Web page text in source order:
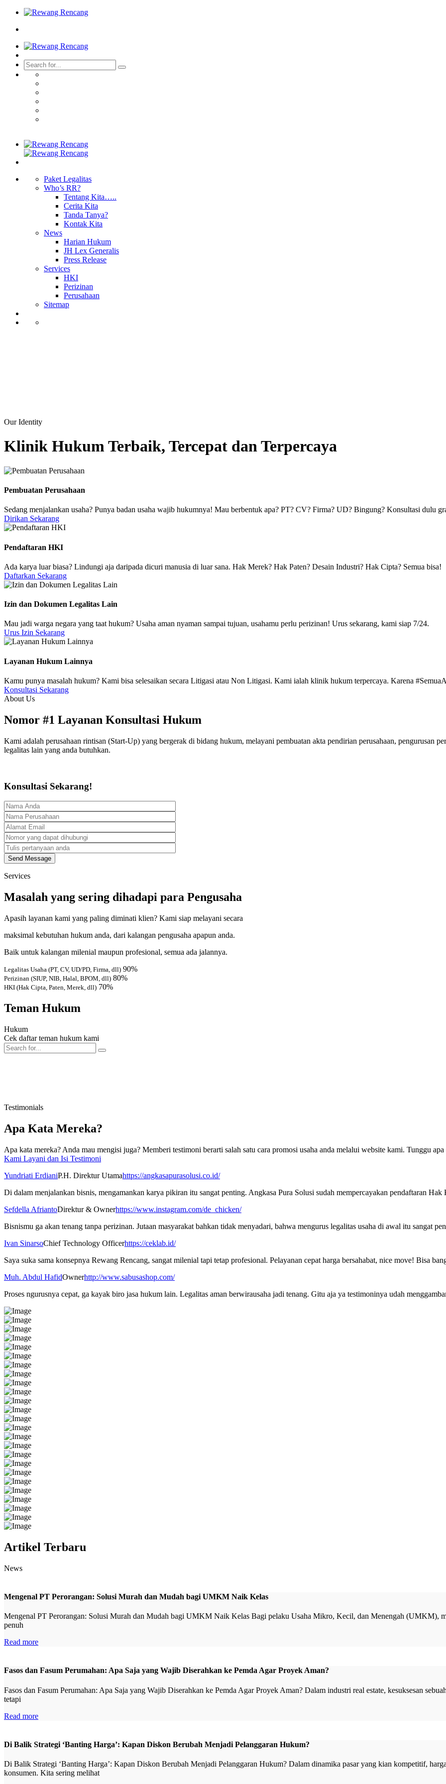
Paket Legalitas
Who’s RR?
Tentang Kita…..
Cerita Kita
Tanda Tanya?
Kontak Kita
News
Harian Hukum
JH Lex Generalis
Press Release
Services
HKI
Perizinan
Perusahaan
Sitemap
Our Identity
Klinik Hukum Terbaik, Tercepat dan Terpercaya
Pembuatan Perusahaan
Sedang menjalankan usaha? Punya badan usaha wajib hukumnya! Mau berbentuk apa? PT? CV? Firma? UD? Bingung? Konsultasi dulu
Dirikan Sekarang
Pendaftaran HKI
Ada karya luar biasa? Lindungi aja daripada dicuri manusia di luar sana. Hak Merek? Hak Paten? Desain Industri? Hak Cipta? Semua bisa!
Daftarkan Sekarang
Izin dan Dokumen Legalitas Lain
Mau jadi warga negara yang taat hukum? Usaha aman nyaman sampai tujuan, usahamu perlu perizinan! Urus sekarang, kami siap 7/24.
Urus Izin Sekarang
Layanan Hukum Lainnya
Kamu punya masalah hukum? Kami bisa selesaikan secara Litigasi atau Non Litigasi. Kami ialah klinik hukum terpercaya. Karena
Konsultasi Sekarang
About Us
Nomor #1 Layanan Konsultasi Hukum
Kami adalah perusahaan rintisan (Start-Up) yang bergerak di bidang hukum, melayani pembuatan akta pendirian perusahaan, pengurusan
legalitas lain yang anda butuhkan.
Konsultasi Sekarang!
Services
Masalah yang sering dihadapi para Pengusaha
Apasih layanan kami yang paling diminati klien? Kami siap melayani secara
maksimal kebutuhan hukum anda, dari kalangan pengusaha apapun anda.
Baik untuk kalangan milenial maupun profesional, semua ada jalannya.
Legalitas Usaha (PT, CV, UD/PD, Firma, dll) 90%
Perizinan (SIUP, NIB, Halal, BPOM, dll) 80%
HKI (Hak Cipta, Paten, Merek, dll) 70%
Teman Hukum
Hukum
Cek daftar teman hukum kami
Testimonials
Apa Kata Mereka?
Apa kata mereka? Anda mau mengisi juga? Memberi testimoni berarti salah satu cara promosi usaha anda melalui website kami. Tunggu apa
Kami Layani dan Isi Testimoni
Yundriati ErdianiP.H. Direktur Utamahttps://angkasapurasolusi.co.id/
Di dalam menjalankan bisnis, mengamankan karya pikiran itu sangat penting. Angkasa Pura Solusi sudah mempercayakan pendaftaran
Sefdella AfriantoDirektur & Ownerhttps://www.instagram.com/de_chicken/
Bisnismu ga akan tenang tanpa perizinan. Jutaan masyarakat bahkan tidak menyadari, bahwa mengurus legalitas usaha di awal itu sangat
Ivan SinarsoChief Technology Officerhttps://ceklab.id/
Saya suka sama konsepnya Rewang Rencang, sangat milenial tapi tetap profesional. Pelayanan cepat harga bersahabat, nice move! Bisa
Muh. Abdul HafidOwnerhttp://www.sabusashop.com/
Proses ngurusnya cepat, ga kayak biro jasa hukum lain. Legalitas aman berwirausaha jadi tenang. Gitu aja ya testimoninya udah
Artikel Terbaru
News
Mengenal PT Perorangan: Solusi Murah dan Mudah bagi UMKM Naik Kelas
Mengenal PT Perorangan: Solusi Murah dan Mudah bagi UMKM Naik Kelas Bagi pelaku Usaha Mikro, Kecil, dan Menengah (UMKM),
penuh
Read more
Fasos dan Fasum Perumahan: Apa Saja yang Wajib Diserahkan ke Pemda Agar Proyek Aman?
Fasos dan Fasum Perumahan: Apa Saja yang Wajib Diserahkan ke Pemda Agar Proyek Aman? Dalam industri real estate, kesuksesan
tetapi
Read more
Di Balik Strategi ‘Banting Harga’: Kapan Diskon Berubah Menjadi Pelanggaran Hukum?
Di Balik Strategi ‘Banting Harga’: Kapan Diskon Berubah Menjadi Pelanggaran Hukum? Dalam dinamika pasar yang kian kompetitif,
konsumen. Kita sering melihat